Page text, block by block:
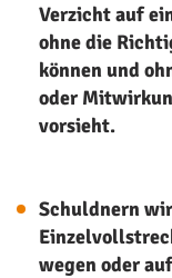
Verzicht auf
ohne die
können und
oder
vorsieht.
Schuldnern
wegen oder